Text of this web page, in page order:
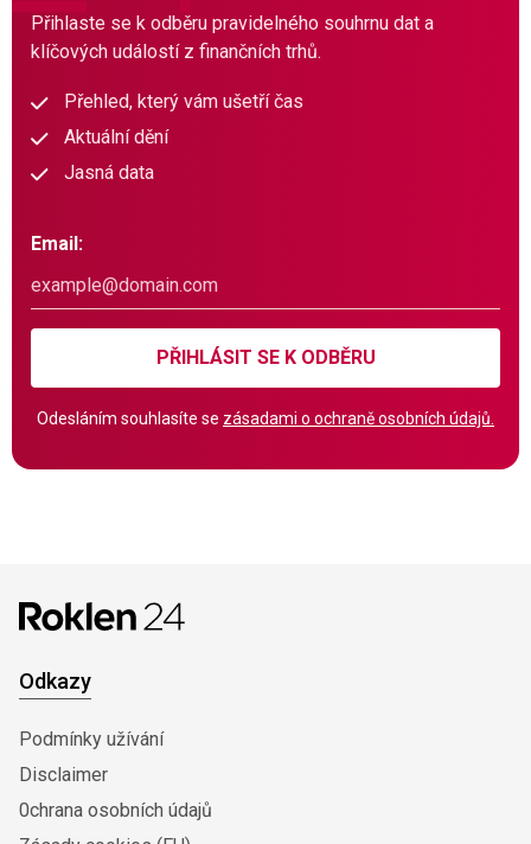
Přihlaste se k odběru pravidelného souhrnu dat a
klíčových událostí z finančních trhů.
Přehled, který vám ušetří čas
Aktuální dění
Jasná data
Email:
PŘIHLÁSIT SE K ODBĚRU
Odesláním souhlasíte se zásadami o ochraně osobních údajů.
Odkazy
Podmínky užívání
Disclaimer
0chrana osobních údajů